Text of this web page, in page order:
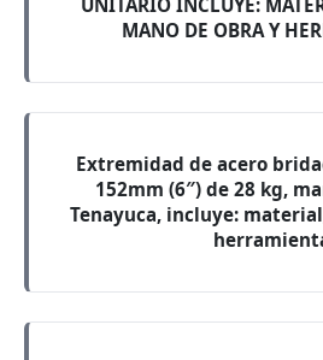
UNITARIO INCLUYE:
MANO DE OBRA Y
Extremidad de acero
152mm (6″) de 28 kg,
Tenayuca, incluye: